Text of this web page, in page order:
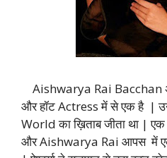
Aishwarya Rai Bacchan
और हॉट Actress में से एक है |
World का ख़िताब जीता था |
और Aishwarya Rai आपस